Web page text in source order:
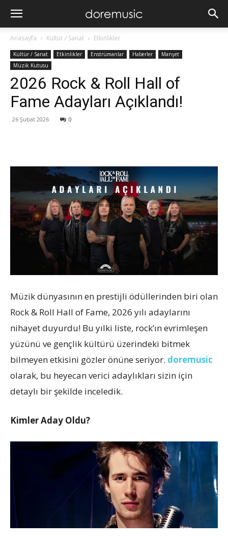
Anasayfa Kültür / Sanat Etkinlikler
Kültür / Sanat Etkinlikler Enstrümanlar Haberler
Manşet
Müzik Kutusu
2026 Rock & Roll Hall of
Fame Adayları Açıklandı!
26 Şubat 2026 0
Müzik dünyasının en prestijli ödüllerinden biri olan
Rock & Roll Hall of Fame, 2026 yılı adaylarını
nihayet duyurdu! Bu yılki liste, rock’ın evrimleşen
yüzünü ve gençlik kültürü üzerindeki bitmek
bilmeyen etkisini gözler önüne seriyor. doremusic
olarak, bu heyecan verici adaylıkları sizin için
detaylı bir şekilde inceledik.
Kimler Aday Oldu?